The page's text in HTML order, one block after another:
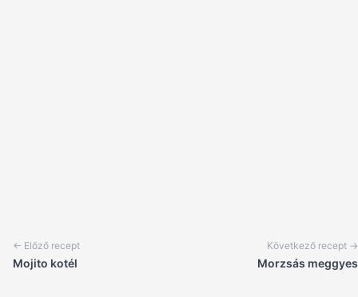
← Előző recept
Mojito kotél
Következő recept →
Morzsás meggyes